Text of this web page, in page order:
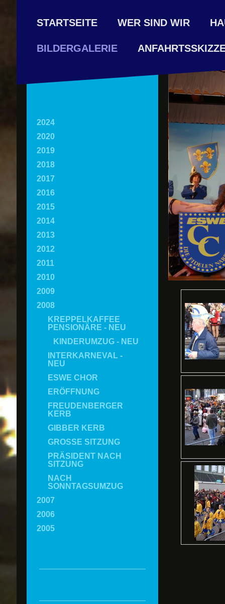
STARTSEITE WER SIND WIR
BILDERGALERIE
2024
2020
2019
2018
2017
2016
2015
2014
2013
2012
2011
2010
2009
2008
KREPPELKAFFEE
PENSIONÄRE - NEU
KINDERUMZUG - NEU
INTERKARNEVAL -
NEU
ESWE CHOR
ERÖFFNUNG
FREUDENBERGER
KERB
GIBBER KERB
GROSSE SITZUNG
PRÄSIDENT NACH
SITZUNG
NACH
SONNTAGSUMZUG
2007
2006
2005